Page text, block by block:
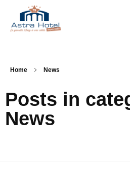
Home News
Posts in
News